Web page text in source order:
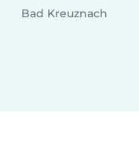
Bad Kreuznach